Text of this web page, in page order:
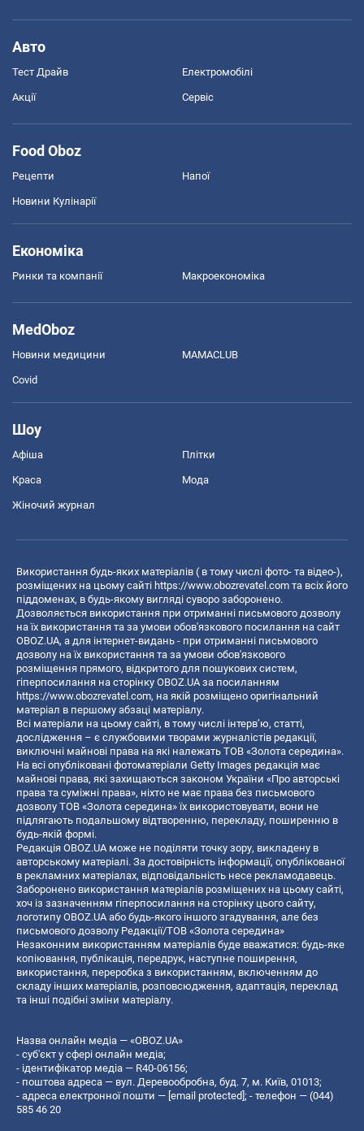
Авто
Тест Драйв Електромобілі
Акції Сервіс
Food Oboz
Рецепти Напої
Новини Кулінарії
Економіка
Ринки та компанії Макроекономіка
MedOboz
Новини медицини MAMACLUB
Covid
Шоу
Афіша Плітки
Краса Мода
Жіночий журнал
Використання будь-яких матеріалів ( в тому числі фото- та відео-),
розміщених на цьому сайті https://www.obozrevatel.com та всіх його
піддоменах, в будь-якому вигляді суворо заборонено.
Дозволяється використання при отриманні письмового дозволу
на їх використання та за умови обов'язкового посилання на сайт
OBOZ.UA, а для інтернет-видань - при отриманні письмового
дозволу на їх використання та за умови обов'язкового
розміщення прямого, відкритого для пошукових систем,
гіперпосилання на сторінку OBOZ.UA за посиланням
https://www.obozrevatel.com, на якій розміщено оригінальний
матеріал в першому абзаці матеріалу.
Всі матеріали на цьому сайті, в тому числі інтерв’ю, статті,
дослідження – є службовими творами журналістів редакції,
виключні майнові права на які належать ТОВ «Золота середина».
На всі опубліковані фотоматеріали Getty Images редакція має
майнові права, які захищаються законом України «Про авторські
права та суміжні права», ніхто не має права без письмового
дозволу ТОВ «Золота середина» їх використовувати, вони не
підлягають подальшому відтворенню, перекладу, поширенню в
будь-якій формі.
Редакція OBOZ.UA може не поділяти точку зору, викладену в
авторському матеріалі. За достовірність інформації, опублікованої
в рекламних матеріалах, відповідальність несе рекламодавець.
Заборонено використання матеріалів розміщених на цьому сайті,
хоч із зазначенням гіперпосилання на сторінку цього сайту,
логотипу OBOZ.UA або будь-якого іншого згадування, але без
письмового дозволу Редакції/ТОВ «Золота середина»
Незаконним використанням матеріалів буде вважатися: будь-яке
копiювання, публiкацiя, передрук, наступне поширення,
використання, переробка з використанням, включенням до
складу інших матеріалів, розповсюдження, адаптація, переклад
та інші подібні зміни матеріалу.
Назва онлайн медіа — «OBOZ.UA»
- суб'єкт у сфері онлайн медіа;
- ідентифікатор медіа — R40-06156;
- поштова адреса — вул. Деревообробна, буд. 7, м. Київ, 01013;
- адреса електронної пошти — [email protected]; - телефон — (044)
585 46 20